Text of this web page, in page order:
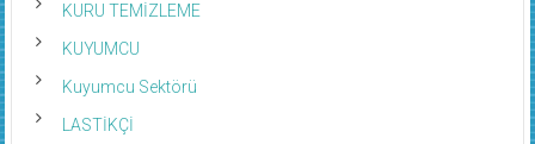
KURU TEMİZLEME
KUYUMCU
Kuyumcu Sektörü
LASTİKÇİ